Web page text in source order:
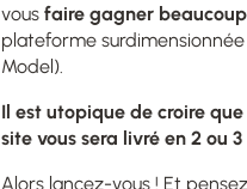
vous faire gagner
plateforme surdimensionnée
Model).
Il est utopique de croire
site vous sera livré en 2 ou 3
Alors lancez-vous ! Et